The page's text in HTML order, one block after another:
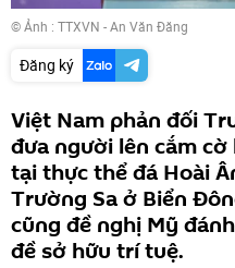
© Ảnh : TTXVN - An Văn Đăng
Đăng ký
Việt Nam phản đối
đưa người lên cắm
tại thực thể đá Hoài
Trường Sa ở Biển
cũng đề nghị Mỹ
đề sở hữu trí tuệ.